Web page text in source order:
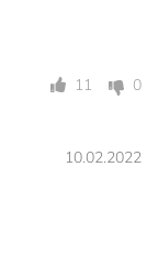
11 0
10.02.2022